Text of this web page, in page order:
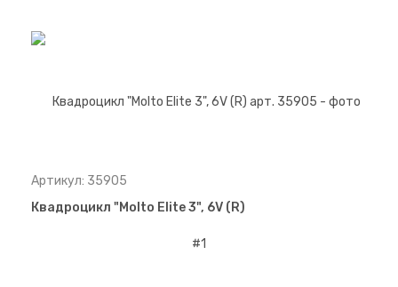
Артикул: 35905
Квадроцикл "Molto Elite 3", 6V (R)